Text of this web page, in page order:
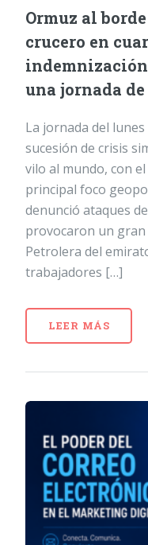
Ormuz al
crucero en
indemnización
una jornada
La jornada del
sucesión de crisis
vilo al mundo, con
principal foco
denunció ataques
provocaron un
Petrolera del
trabajadores […]
LEER MÁS